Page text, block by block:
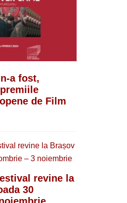
a fost,
de Film
revine la
30